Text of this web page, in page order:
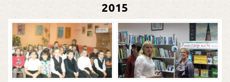
2015